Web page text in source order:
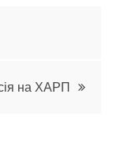
на ХАРП